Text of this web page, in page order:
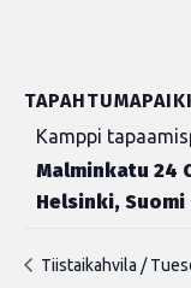
Kamppi
Malminkatu 24
Helsinki, Suomi
Tiistaikahvila /